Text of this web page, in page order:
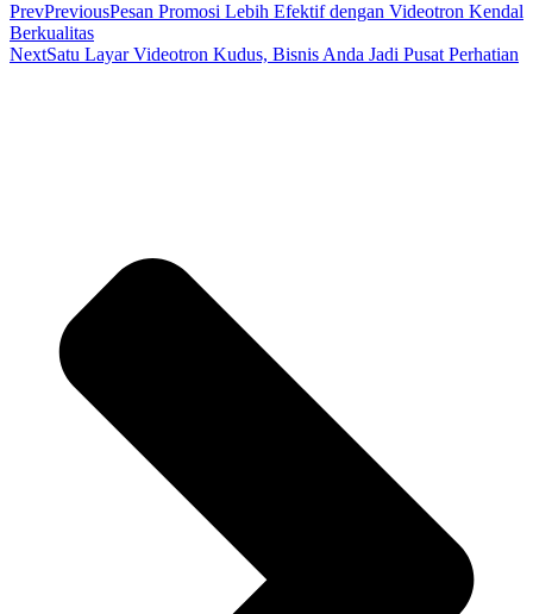
PrevPreviousPesan Promosi Lebih Efektif dengan Videotron Kendal
Berkualitas
NextSatu Layar Videotron Kudus, Bisnis Anda Jadi Pusat Perhatian